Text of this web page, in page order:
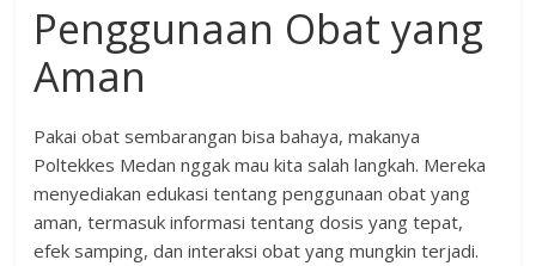
Penggunaan Obat yang
Aman
Pakai obat sembarangan bisa bahaya, makanya
Poltekkes Medan nggak mau kita salah langkah. Mereka
menyediakan edukasi tentang penggunaan obat yang
aman, termasuk informasi tentang dosis yang tepat,
efek samping, dan interaksi obat yang mungkin terjadi.